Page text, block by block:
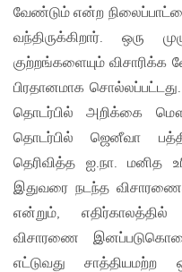
வேண்டும் என்ற
வந்திருக்கிறார். ஒரு
குற்றங்களையும்
பிரதானமாக
தொடர்பில் அறிக்கை
தொடர்பில் ஜெனீவா
தெரிவித்த ஐ.நா. மனித
இதுவரை நடந்த
என்றும்,
விசாரணை
எட்டுவது